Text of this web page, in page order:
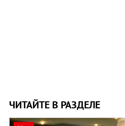
ЧИТАЙТЕ В РАЗДЕЛЕ